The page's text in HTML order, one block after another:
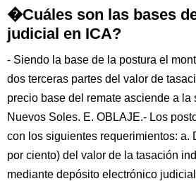
�Cuáles son las bases
judicial en ICA?
- Siendo la base de la postura el
dos terceras partes del valor de
precio base del remate asciende a la
Nuevos Soles. E. OBLAJE.- Los
con los siguientes requerimientos: a.
por ciento) del valor de la tasación
mediante depósito electrónico